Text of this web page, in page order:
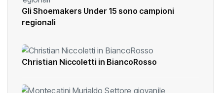
Gli Shoemakers Under 15 sono campioni
regionali
Christian Niccoletti in BiancoRosso